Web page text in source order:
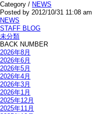
Category / NEWS
Posted by 2012/10/31 11:08 am
NEWS
STAFF BLOG
未分類
BACK NUMBER
2026年8月
2026年6月
2026年5月
2026年4月
2026年3月
2026年1月
2025年12月
2025年11月